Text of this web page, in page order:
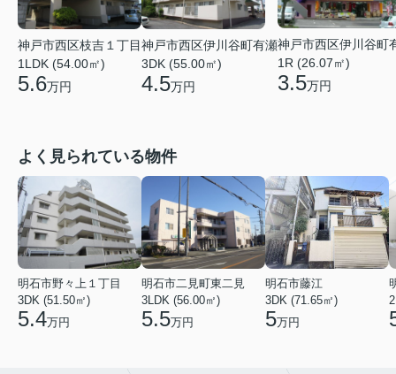
神戸市西区枝吉１丁目
1LDK (54.00㎡)
5.6万円
神戸市西区伊川谷町有瀬
3DK (55.00㎡)
4.5万円
神戸市西区伊川谷町
1R (26.07㎡)
3.5万円
よく見られている物件
明石市野々上１丁目
3DK (51.50㎡)
5.4万円
明石市二見町東二見
3LDK (56.00㎡)
5.5万円
明石市藤江
3DK (71.65㎡)
5万円